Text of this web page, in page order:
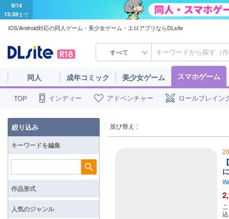
9/14
13:59まで
iOS/Android対応の同人ゲーム・美少女ゲーム・エロアプリならDLsite
すべて
同人 成年コミック 美少女ゲーム スマホゲーム
TOP インディー アドベンチャー ロールプレイン
並び替え :
絞り込み
キーワードを編集
検索
作品形式
人気のジャンル